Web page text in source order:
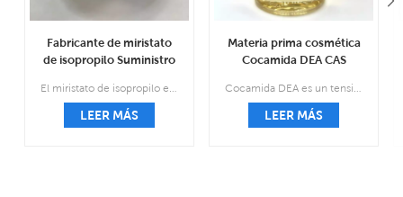
Fabricante de miristato
de isopropilo Suministro
LEER MÁS
Materia prima cosmética
Cocamida DEA CAS
LEER MÁS